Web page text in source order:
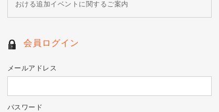
おける追加イベントに関するご案内
会員ログイン
メールアドレス
パスワード